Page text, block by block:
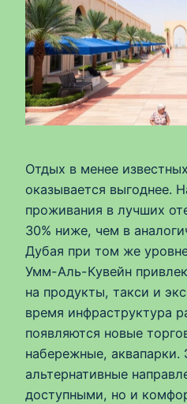
Отдых в менее
оказывается выгоднее.
проживания в лучших
30% ниже, чем в
Дубая при том же
Умм-Аль-Кувейн
на продукты, такси и
время инфраструктура
появляются новые
набережные, аквапарки.
альтернативные
доступными, но и